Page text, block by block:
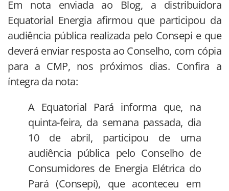
Em nota enviada ao Blog, a distribuidora
Equatorial Energia afirmou que participou da
audiência pública realizada pelo Consepi e que
deverá enviar resposta ao Conselho, com cópia
para a CMP, nos próximos dias. Confira a
íntegra da nota:
A Equatorial Pará informa que, na
quinta-feira, da semana passada, dia
10 de abril, participou de uma
audiência pública pelo Conselho de
Consumidores de Energia Elétrica do
Pará (Consepi), que aconteceu em